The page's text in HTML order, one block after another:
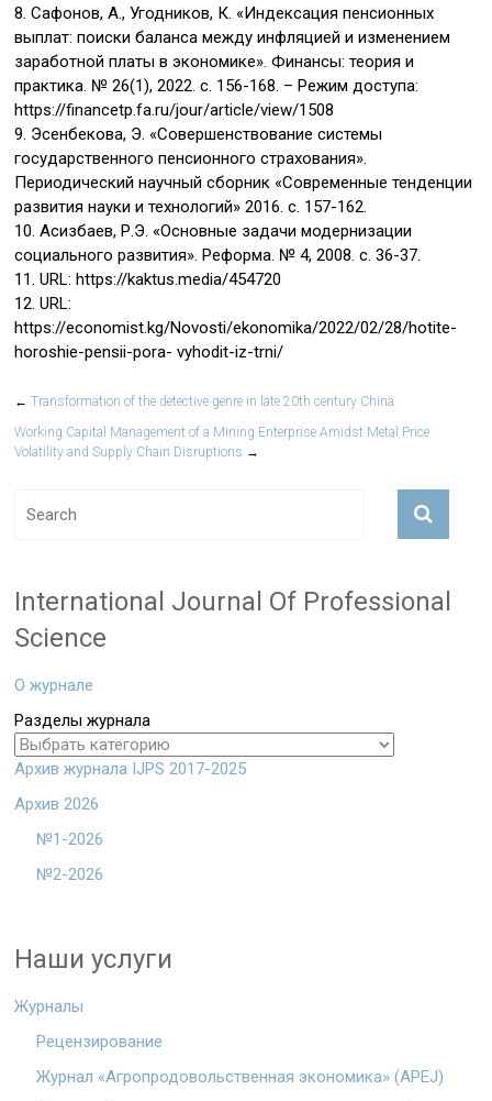
8. Сафонов, А., Угодников, К. «Индексация пенсионных
выплат: поиски баланса между инфляцией и изменением
заработной платы в экономике». Финансы: теория и
практика. № 26(1), 2022. с. 156-168. – Режим доступа:
https://financetp.fa.ru/jour/article/view/1508
9. Эсенбекова, Э. «Совершенствование системы
государственного пенсионного страхования».
Периодический научный сборник «Современные тенденции
развития науки и технологий» 2016. с. 157-162.
10. Асизбаев, Р.Э. «Основные задачи модернизации
социального развития». Реформа. № 4, 2008. с. 36-37.
11. URL: https://kaktus.media/454720
12. URL:
https://economist.kg/Novosti/ekonomika/2022/02/28/hotite-
horoshie-pensii-pora- vyhodit-iz-trni/
← Transformation of the detective genre in late 20th century China
Working Capital Management of a Mining Enterprise Amidst Metal Price
Volatility and Supply Chain Disruptions →
International Journal Of Professional
Science
О журнале
Разделы журнала
Архив журнала IJPS 2017-2025
Архив 2026
№1-2026
№2-2026
Наши услуги
Журналы
Рецензирование
Журнал «Агропродовольственная экономика» (APEJ)